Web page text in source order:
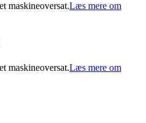
maskineoversat.Læs mere om
maskineoversat.Læs mere om